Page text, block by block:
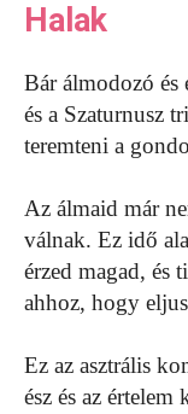
Halak
Bár álmodozó
és a Szaturnusz
teremteni a
Az álmaid már
válnak. Ez idő
érzed magad, és
ahhoz, hogy
Ez az asztrális
ész és az